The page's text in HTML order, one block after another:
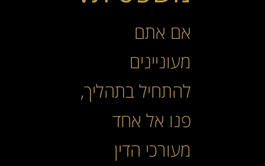
אם אתם
מעוניינים
להתחיל בתהליך,
פנו אל אחד
מעורכי הדין